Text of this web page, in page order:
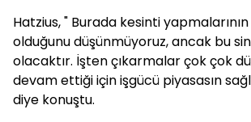
Hatzius, " Burada kesinti
olduğunu düşünmüyoruz, ancak bu
olacaktır. İşten çıkarmalar çok çok
devam ettiği için işgücü piyasasın
diye konuştu.